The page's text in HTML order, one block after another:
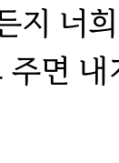
지 너
주면